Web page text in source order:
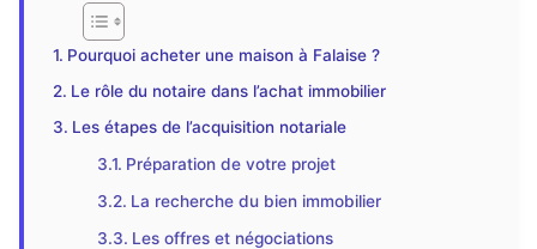
Pourquoi acheter une maison à Falaise ?
Le rôle du notaire dans l’achat immobilier
Les étapes de l’acquisition notariale
Préparation de votre projet
La recherche du bien immobilier
Les offres et négociations